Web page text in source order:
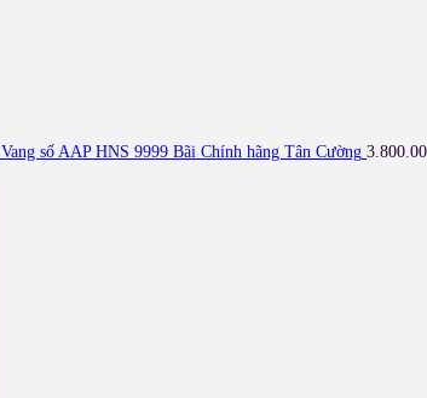
Vang số AAP HNS 9999 Bãi Chính hãng Tân Cường